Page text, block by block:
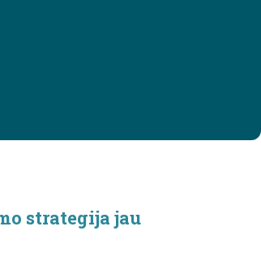
strategija jau